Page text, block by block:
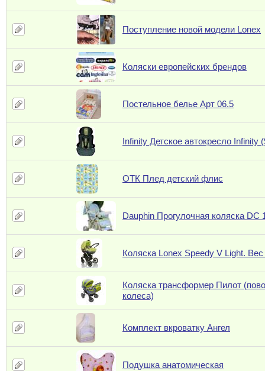
Поступление новой модели Lonex
Коляски европейских брендов
Постельное белье Арт 06.5
Infinity Детское автокресло Infinity
ОТК Плед детский флис
Dauphin Прогулочная коляска DC
Коляска Lonex Speedy V Light. Вес
Коляска трансформер Пилот
колеса)
Комплект вкроватку Ангел
Подушка анатомическая